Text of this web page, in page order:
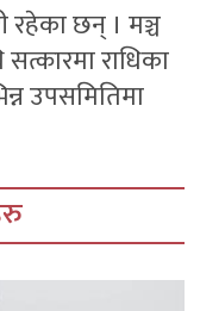
छन् । मञ्च
राधिका
उपसमितिमा